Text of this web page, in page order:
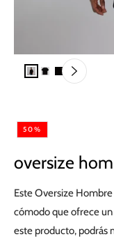
50%
oversize
Este Oversize
cómodo que ofrece
este producto, podrás